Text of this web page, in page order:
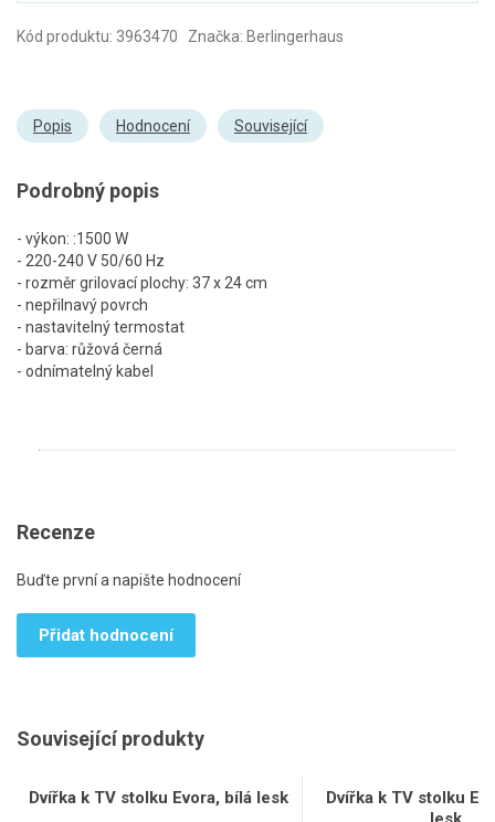
Kód produktu: 3963470 Značka: Berlingerhaus
Popis Hodnocení Související
Podrobný popis
- výkon: :1500 W
- 220-240 V 50/60 Hz
- rozměr grilovací plochy: 37 x 24 cm
- nepřilnavý povrch
- nastavitelný termostat
- barva: růžová černá
- odnímatelný kabel
Recenze
Buďte první a napište hodnocení
Přidat hodnocení
Související produkty
Dvířka k TV stolku Evora, bílá lesk
Dvířka k TV stolku